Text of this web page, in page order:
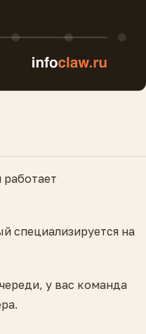
специализируется на
у вас команда